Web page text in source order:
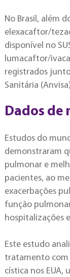
No Brasil, além
elexacaftor/
disponível no
lumacaftor/
registrados
Sanitária
Dados de
Estudos do
demonstraram
pulmonar e
pacientes, ao
exacerbações
função
hospitalizações
Este estudo
tratamento com
cística nos EUA,